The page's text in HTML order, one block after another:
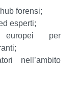
forensi;
esperti;
per
nell’ambito